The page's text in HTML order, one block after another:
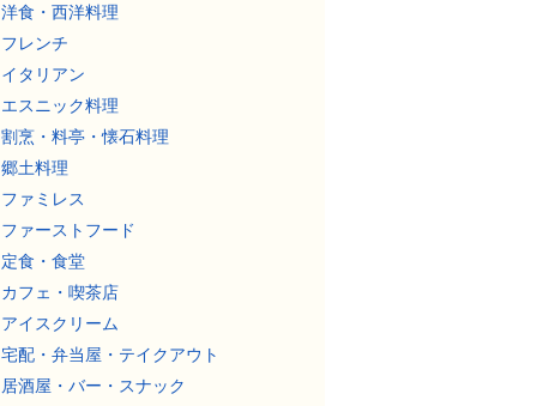
洋食・西洋料理
フレンチ
イタリアン
エスニック料理
割烹・料亭・懐石料理
郷土料理
ファミレス
ファーストフード
定食・食堂
カフェ・喫茶店
アイスクリーム
宅配・弁当屋・テイクアウト
居酒屋・バー・スナック